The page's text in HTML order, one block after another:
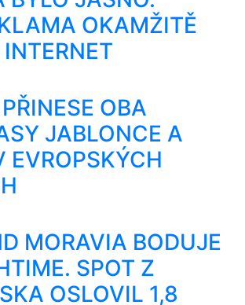
OKAMŽITĚ
OBA
JABLONCE A
EVROPSKÝCH
MORAVIA BODUJE
SPOT Z
OSLOVIL 1,8